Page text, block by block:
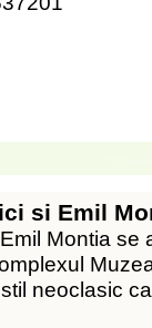
si Emil
Montia se
neoclasic